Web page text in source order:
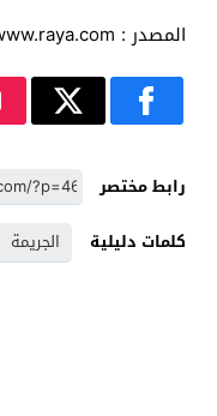
المصدر : www.raya.com
رابط مختصر
كلمات دليلية
الجريمة